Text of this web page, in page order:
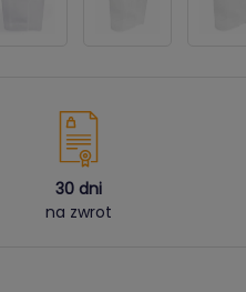
30 dni
na zwrot